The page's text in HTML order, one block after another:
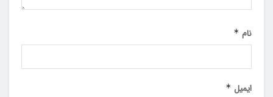
نام *
ایمیل *